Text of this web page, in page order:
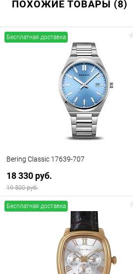
ПОХОЖИЕ ТОВАРЫ (8)
Бесплатная доставка
Bering Classic 17639-707
18 330 руб.
19 500 руб.
В корзину
Купить в 1 клик Сравнение
В наличии
Бесплатная доставка